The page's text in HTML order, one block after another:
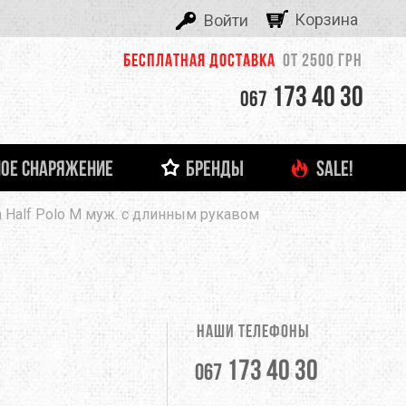
Войти Корзина
Бесплатная доставка от 2500 грн
067 173 40 30
ОДЕЖДА ДЕТСКАЯ ОДЕЖДА ОЧКИ
ФОНАРИ И ЗАРЯДНЫЕ УСТРОЙСТВА
Кемпинговые лампы
Налобные фонари
Ручные фонари
Зарядные устройства
СНАРЯЖЕНИЕ
ЛЕДОВОЕ СНАРЯЖЕНИЕ ЗАЦЕПЫ, КАМПУС-БОРДЫ
БРЕНДЫ
ALEXIKA
ASOLO
BERGHAUS
BUTTONS
CLIMBING TECHNOLOGY
SALE!
Half Polo M муж. с длинным рукавом
Наши телефоны
067 173 40 30